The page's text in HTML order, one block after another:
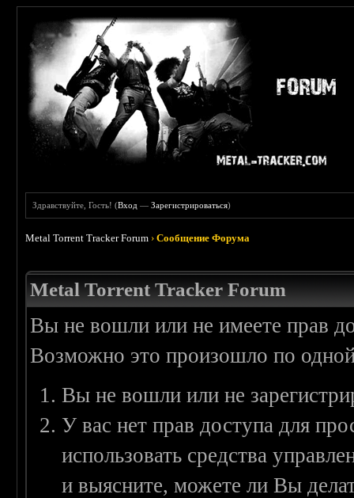
Здравствуйте, Гость! (Вход —Зарегистрироваться)
Metal Torrent Tracker Forum ›Сообщение Форума
Metal Torrent Tracker Forum
Вы не вошли или не имеете прав
Возможно это произошло по
Вы не вошли или не
У вас нет прав доступа для
использовать средства
и выясните, можете ли Вы